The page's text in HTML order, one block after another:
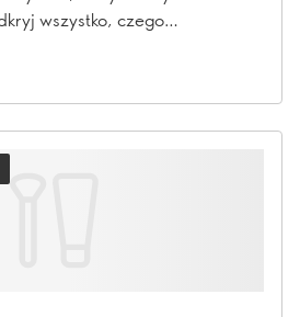
wszystko, czego
i odświeżających must-have'ów
podkreślone usta, idealnie